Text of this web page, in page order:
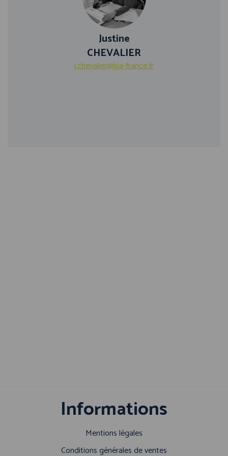
Justine
CHEVALIER
j.chevalier@bia-france.fr
Informations
Mentions légales
Conditions générales de ventes